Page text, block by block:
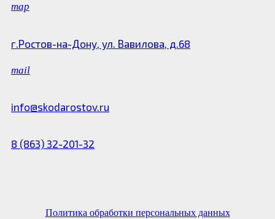
map
г.Ростов-на-Дону, ул. Вавилова, д.68
mail
info@skodarostov.ru
8 (863) 32-201-32
Политика обработки персональных данных